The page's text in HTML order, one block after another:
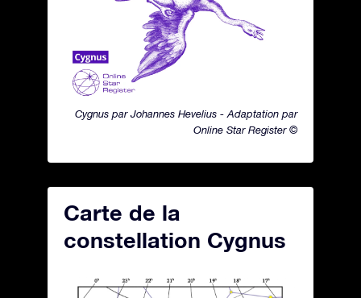
Cygnus par Johannes Hevelius - Adaptation par
Online Star Register ©
Carte de la
constellation Cygnus